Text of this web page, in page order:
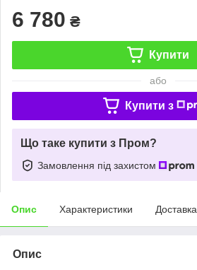
6 780 ₴
Купити
або
Купити з
Що таке купити з Пром?
Замовлення під захистом
Опис Характеристики Доставка
Опис